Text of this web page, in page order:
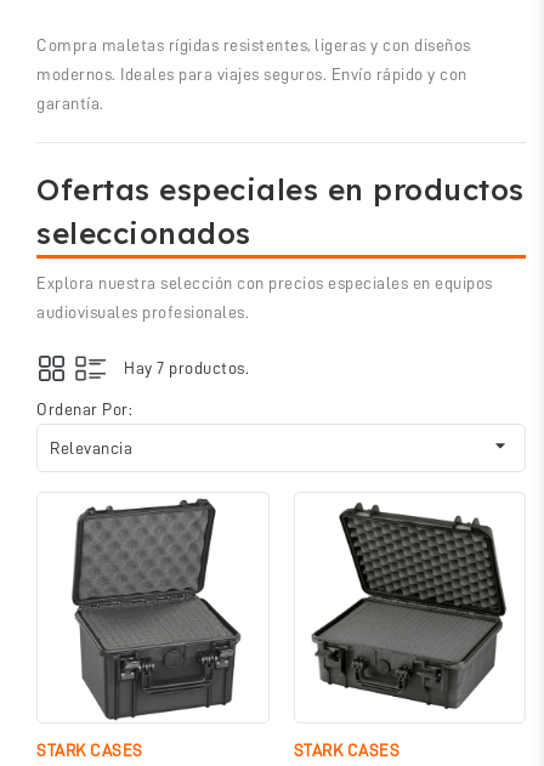
Compra maletas rígidas resistentes, ligeras y con diseños
modernos. Ideales para viajes seguros. Envío rápido y con
garantía.
Ofertas especiales en productos
seleccionados
Explora nuestra selección con precios especiales en equipos
audiovisuales profesionales.
Hay 7 productos.
Ordenar Por:
Relevancia 
STARK CASES STARK CASES